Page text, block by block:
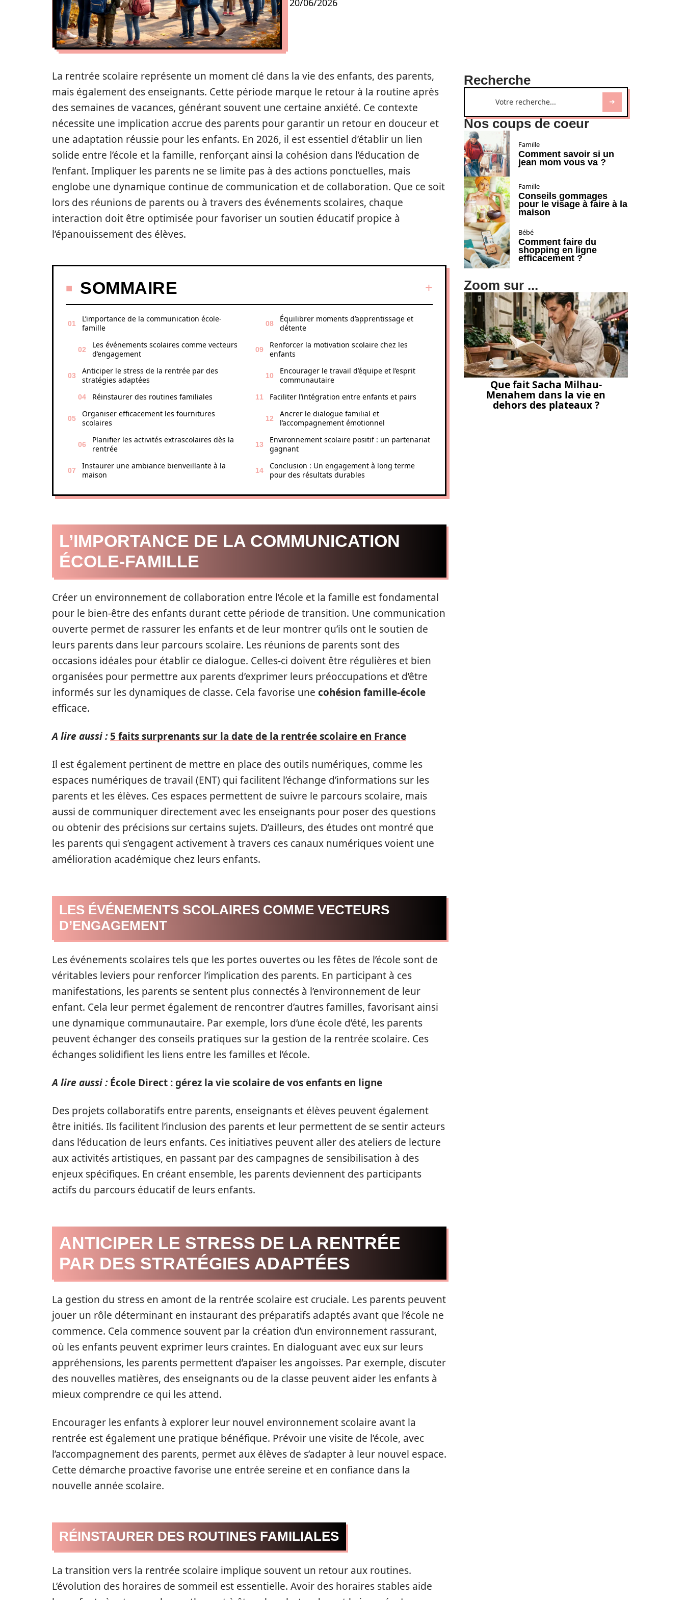
20/06/2026
La rentrée scolaire représente un moment clé dans la vie des enfants, des parents,
mais également des enseignants. Cette période marque le retour à la routine après
des semaines de vacances, générant souvent une certaine anxiété. Ce contexte
nécessite une implication accrue des parents pour garantir un retour en douceur et
une adaptation réussie pour les enfants. En 2026, il est essentiel d’établir un lien
solide entre l’école et la famille, renforçant ainsi la cohésion dans l’éducation de
l’enfant. Impliquer les parents ne se limite pas à des actions ponctuelles, mais
englobe une dynamique continue de communication et de collaboration. Que ce soit
lors des réunions de parents ou à travers des événements scolaires, chaque
interaction doit être optimisée pour favoriser un soutien éducatif propice à
l’épanouissement des élèves.
SOMMAIRE
L’importance de la communication école-
famille
Les événements scolaires comme vecteurs
d’engagement
Anticiper le stress de la rentrée par des
stratégies adaptées
Réinstaurer des routines familiales
Organiser efficacement les fournitures
scolaires
Planifier les activités extrascolaires dès la
rentrée
Instaurer une ambiance bienveillante à la
maison
Équilibrer moments d’apprentissage et
détente
Renforcer la motivation scolaire chez les
enfants
Encourager le travail d’équipe et l’esprit
communautaire
Faciliter l’intégration entre enfants et pairs
Ancrer le dialogue familial et
l’accompagnement émotionnel
Environnement scolaire positif : un partenariat
gagnant
Conclusion : Un engagement à long terme
pour des résultats durables
L’IMPORTANCE DE LA COMMUNICATION
ÉCOLE-FAMILLE
Créer un environnement de collaboration entre l’école et la famille est fondamental
pour le bien-être des enfants durant cette période de transition. Une communication
ouverte permet de rassurer les enfants et de leur montrer qu’ils ont le soutien de
leurs parents dans leur parcours scolaire. Les réunions de parents sont des
occasions idéales pour établir ce dialogue. Celles-ci doivent être régulières et bien
organisées pour permettre aux parents d’exprimer leurs préoccupations et d’être
informés sur les dynamiques de classe. Cela favorise une cohésion famille-école
efficace.
A lire aussi : 5 faits surprenants sur la date de la rentrée scolaire en France
Il est également pertinent de mettre en place des outils numériques, comme les
espaces numériques de travail (ENT) qui facilitent l’échange d’informations sur les
parents et les élèves. Ces espaces permettent de suivre le parcours scolaire, mais
aussi de communiquer directement avec les enseignants pour poser des questions
ou obtenir des précisions sur certains sujets. D’ailleurs, des études ont montré que
les parents qui s’engagent activement à travers ces canaux numériques voient une
amélioration académique chez leurs enfants.
LES ÉVÉNEMENTS SCOLAIRES COMME VECTEURS
D’ENGAGEMENT
Les événements scolaires tels que les portes ouvertes ou les fêtes de l’école sont de
véritables leviers pour renforcer l’implication des parents. En participant à ces
manifestations, les parents se sentent plus connectés à l’environnement de leur
enfant. Cela leur permet également de rencontrer d’autres familles, favorisant ainsi
une dynamique communautaire. Par exemple, lors d’une école d’été, les parents
peuvent échanger des conseils pratiques sur la gestion de la rentrée scolaire. Ces
échanges solidifient les liens entre les familles et l’école.
A lire aussi : École Direct : gérez la vie scolaire de vos enfants en ligne
Des projets collaboratifs entre parents, enseignants et élèves peuvent également
être initiés. Ils facilitent l’inclusion des parents et leur permettent de se sentir acteurs
dans l’éducation de leurs enfants. Ces initiatives peuvent aller des ateliers de lecture
aux activités artistiques, en passant par des campagnes de sensibilisation à des
enjeux spécifiques. En créant ensemble, les parents deviennent des participants
actifs du parcours éducatif de leurs enfants.
ANTICIPER LE STRESS DE LA RENTRÉE
PAR DES STRATÉGIES ADAPTÉES
La gestion du stress en amont de la rentrée scolaire est cruciale. Les parents peuvent
jouer un rôle déterminant en instaurant des préparatifs adaptés avant que l’école ne
commence. Cela commence souvent par la création d’un environnement rassurant,
où les enfants peuvent exprimer leurs craintes. En dialoguant avec eux sur leurs
appréhensions, les parents permettent d’apaiser les angoisses. Par exemple, discuter
des nouvelles matières, des enseignants ou de la classe peuvent aider les enfants à
mieux comprendre ce qui les attend.
Encourager les enfants à explorer leur nouvel environnement scolaire avant la
rentrée est également une pratique bénéfique. Prévoir une visite de l’école, avec
l’accompagnement des parents, permet aux élèves de s’adapter à leur nouvel espace.
Cette démarche proactive favorise une entrée sereine et en confiance dans la
nouvelle année scolaire.
RÉINSTAURER DES ROUTINES FAMILIALES
La transition vers la rentrée scolaire implique souvent un retour aux routines.
L’évolution des horaires de sommeil est essentielle. Avoir des horaires stables aide
Recherche
Nos coups de coeur
Famille
Comment savoir si un
jean mom vous va ?
Famille
Conseils gommages
pour le visage à faire à la
maison
Bébé
Comment faire du
shopping en ligne
efficacement ?
Zoom sur ...
Que fait Sacha Milhau-
Menahem dans la vie en
dehors des plateaux ?